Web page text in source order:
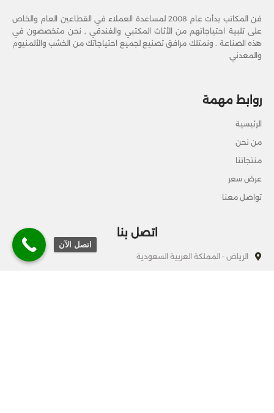
فن المكاتب بدأت عام 2008 لمساعدة العملاء في القطاعين العام والخاص
على تلبية احتياجاتهم من الأثاث المكتبي والفندقي , نحن متخصصون في
هذه الصناعة . ونمتلك مرافق تصنيع لجميع احتياجاتك من الخشب والألمنيوم
والمعدني
روابط مهمة
الرئيسية
من نحن
منتجاتنا
عرض سعر
تواصل معنا
اتصل بنا
الرياض - المملكة العربية السعودية
اتصل الآن